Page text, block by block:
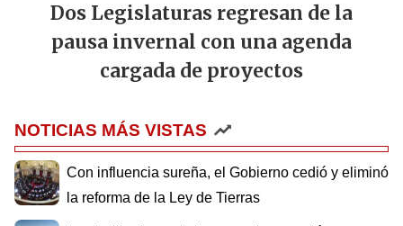
Dos Legislaturas regresan de la
pausa invernal con una agenda
cargada de proyectos
NOTICIAS MÁS VISTAS
Con influencia sureña, el Gobierno cedió y eliminó
la reforma de la Ley de Tierras